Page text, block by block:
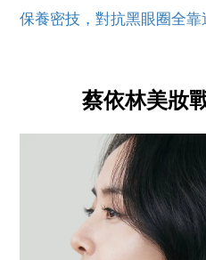
保養密技，對抗黑眼圈全靠
蔡依林美妝